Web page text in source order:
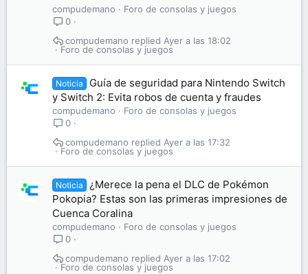
compudemano
Foro de consolas y juegos
0
Foro de consolas y juegos
Ayer a las 18:02
compudemano
Noticia
Guía de seguridad para Nintendo Switch
y Switch 2: Evita robos de cuenta y fraudes
compudemano
Foro de consolas y juegos
0
Foro de consolas y juegos
Ayer a las 17:32
compudemano
Noticia
¿Merece la pena el DLC de Pokémon
Pokopia? Estas son las primeras impresiones de
Cuenca Coralina
compudemano
Foro de consolas y juegos
0
Foro de consolas y juegos
Ayer a las 17:02
compudemano